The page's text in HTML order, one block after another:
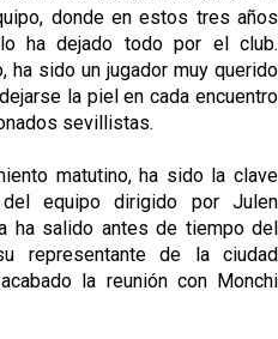
donde en estos tres años
ha dejado todo por el club.
ha sido un jugador muy querido
la piel en cada encuentro
sevillistas.
matutino, ha sido la clave
equipo dirigido por Julen
ha salido antes de tiempo del
representante de la ciudad
la reunión con Monchi